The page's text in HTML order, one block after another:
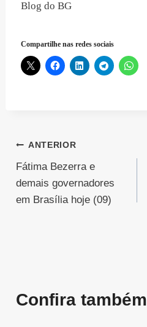
Blog do BG
Compartilhe nas redes sociais
Navegação
de
Post
ANTERIOR
Fátima Bezerra e
demais governadores
em Brasília hoje (09)
Confira também